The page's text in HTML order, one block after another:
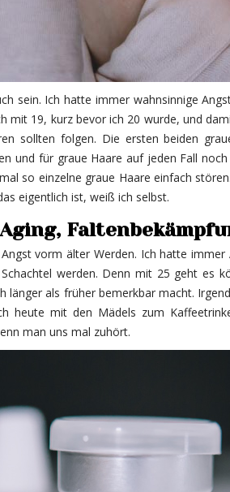
sein. Ich hatte immer wahnsinnige
mit 19, kurz bevor ich 20 wurde, und
sollten folgen. Die ersten beiden
und für graue Haare auf jeden Fall
so einzelne graue Haare einfach
eigentlich ist, weiß ich selbst.
vorm älter Werden. Ich hatte
werden. Denn mit 25 geht es
länger als früher bemerkbar macht.
heute mit den Mädels zum
man uns mal zuhört.